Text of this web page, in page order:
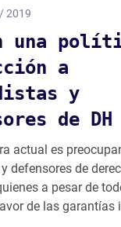
2019
una
a
y
de DH
actual es
defensores de
a pesar de
de las garantías